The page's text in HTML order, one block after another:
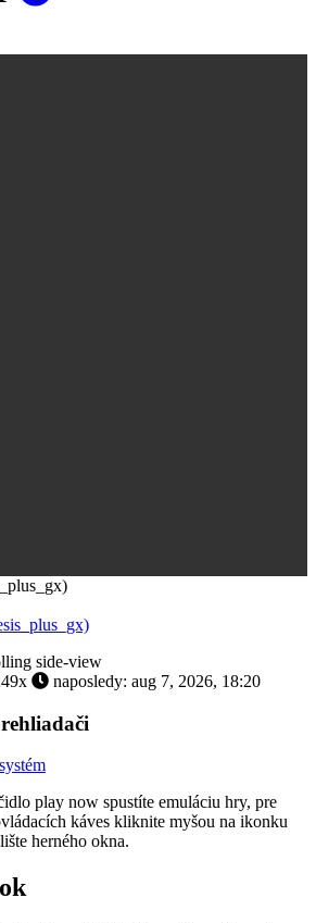
Toggle
side-view
naposledy: aug 7, 2026, 18:20
play now spustíte emuláciu hry, pre
káves kliknite myšou na ikonku
herného okna.